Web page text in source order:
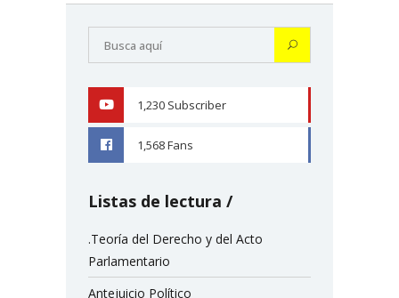
1,230 Subscriber
1,568Fans
Listas de lectura
.Teoría del Derecho y del Acto
Parlamentario
Antejuicio Político